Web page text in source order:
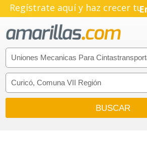
Regístrate aquí y haz crecer tu